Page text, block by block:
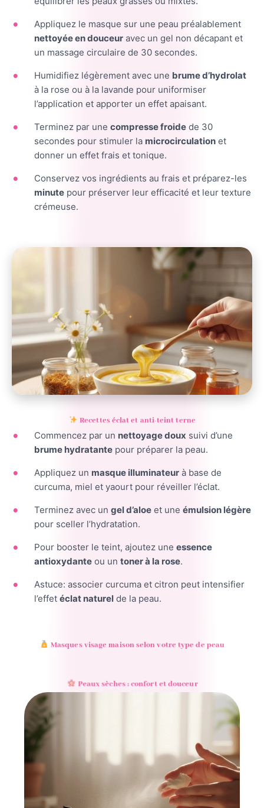
Appliquez le masque sur une peau préalablement
nettoyée en douceuravec un gel non décapant et
un massage circulaire de 30 secondes.
Humidifiez légèrement avec une brume d’hydrolat
à la rose ou à la lavande pour uniformiser
l’application et apporter un effet apaisant.
Terminez par une compresse froidede 30
secondes pour stimuler la microcirculationet
donner un effet frais et tonique.
Conservez vos ingrédients au frais et préparez-les
minutepour préserver leur efficacité et leur texture
crémeuse.
Recettes éclat et anti-teint terne
Commencez par un nettoyage doux suivi d’une
brume hydratantepour préparer la peau.
Appliquez un masque illuminateurà base de
curcuma, miel et yaourt pour réveiller l’éclat.
Terminez avec un gel d’aloeet une émulsion légère
pour sceller l’hydratation.
Pour booster le teint, ajoutez une essence
antioxydanteou un toner à la rose.
Astuce: associer curcuma et citron peut intensifier
l’effet éclat naturelde la peau.
Masques visage maison selon votre type de peau
Peaux sèches : confort et douceur